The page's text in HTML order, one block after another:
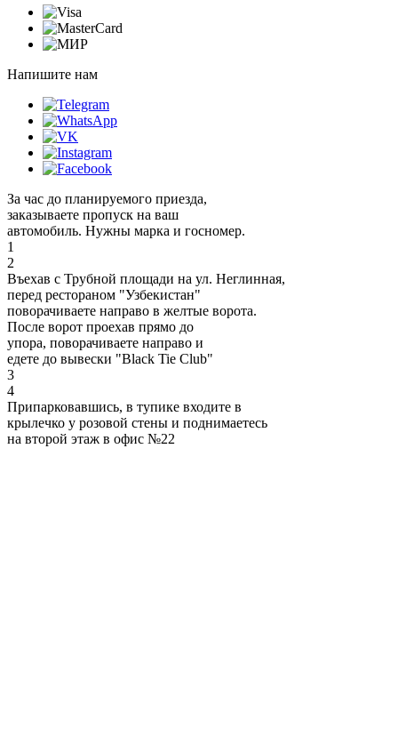
Напишите нам
За час до планируемого приезда,
заказываете пропуск на ваш
автомобиль. Нужны марка и госномер.
1
2
Въехав с Трубной площади на ул. Неглинная,
перед рестораном "Узбекистан"
поворачиваете направо в желтые ворота.
После ворот проехав прямо до
упора, поворачиваете направо и
едете до вывески "Black Tie Club"
3
4
Припарковавшись, в тупике входите в
крылечко у розовой стены и поднимаетесь
на второй этаж в офис №22